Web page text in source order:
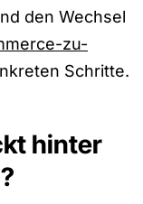
den Wechsel
zu-
Schritte.
hinter